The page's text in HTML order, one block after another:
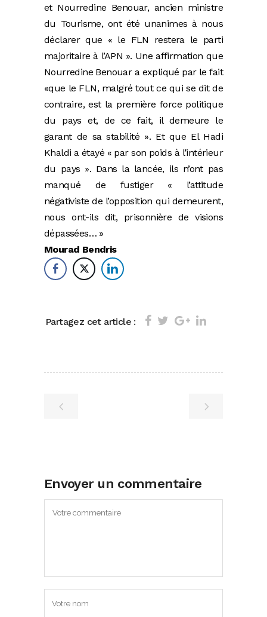
et Nourredine Benouar, ancien ministre
du Tourisme, ont été unanimes à nous
déclarer que « le FLN restera le parti
majoritaire à l’APN ». Une affirmation que
Nourredine Benouar a expliqué par le fait
«que le FLN, malgré tout ce qui se dit de
contraire, est la première force politique
du pays et, de ce fait, il demeure le
garant de sa stabilité ». Et que El Hadi
Khaldi a étayé « par son poids à l’intérieur
du pays ». Dans la lancée, ils n’ont pas
manqué de fustiger « l’attitude
négativiste de l’opposition qui demeurent,
nous ont-ils dit, prisonnière de visions
dépassées… »
Mourad Bendris
Partagez cet article :
Envoyer un commentaire